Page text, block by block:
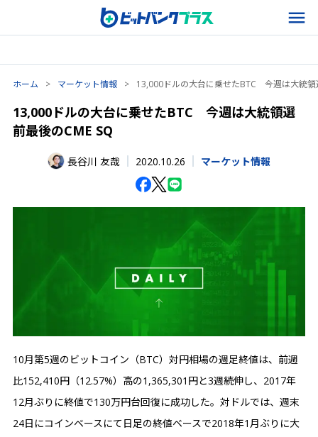
ホーム > マーケット情報 > 13,000ドルの大台に乗せたBTC 今週は大統領
13,000ドルの大台に乗せたBTC 今週は大統領選
前最後のCME SQ
長谷川 友哉 2020.10.26 マーケット情報
10月第5週のビットコイン（BTC）対円相場の週足終値は、前週
比152,410円（12.57%）高の1,365,301円と3週続伸し、2017年
12月ぶりに終値で130万円台回復に成功した。対ドルでは、週末
24日にコインベースにて日足の終値ベースで2018年1月ぶりに大